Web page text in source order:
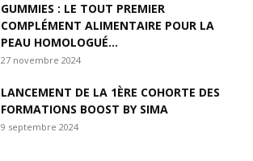
GUMMIES : LE TOUT PREMIER
COMPLÉMENT ALIMENTAIRE POUR LA
PEAU HOMOLOGUÉ...
27 novembre 2024
LANCEMENT DE LA 1ÈRE COHORTE DES
FORMATIONS BOOST BY SIMA
9 septembre 2024